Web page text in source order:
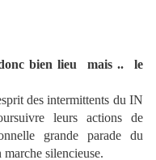
bien lieu mais .. le
des intermittents du IN
leurs actions de
grande parade du
silencieuse.